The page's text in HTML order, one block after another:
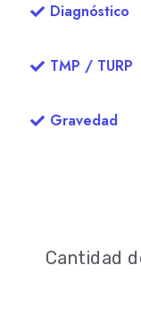
Diagnóstico
TMP / TURP
Gravedad
Cantidad